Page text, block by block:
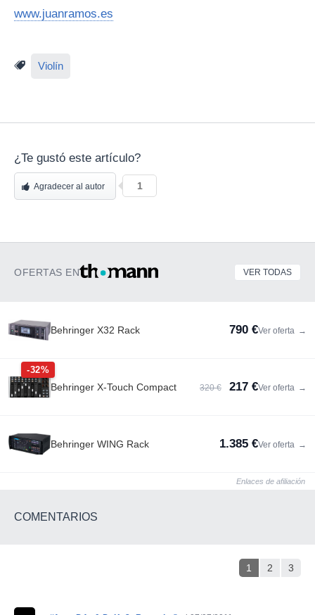
www.juanramos.es
Violín
¿Te gustó este artículo?
Agradecer al autor 1
OFERTAS EN VER TODAS
Behringer X32 Rack 790 €Ver oferta →
-32%
Behringer X-Touch Compact 320 € 217 €Ver oferta →
Behringer WING Rack 1.385 €Ver oferta →
Enlaces de afiliación
COMENTARIOS
1 2 3